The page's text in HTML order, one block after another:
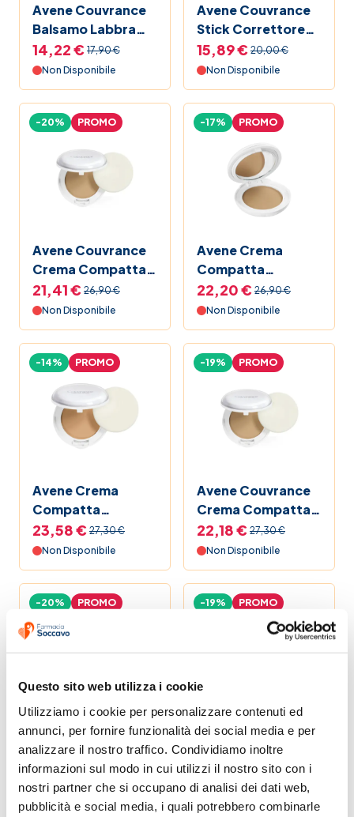
Questo sito web utilizza i cookie
Utilizziamo i cookie per personalizzare contenuti ed
annunci, per fornire funzionalità dei social media e per
analizzare il nostro traffico. Condividiamo inoltre
informazioni sul modo in cui utilizzi il nostro sito con i
nostri partner che si occupano di analisi dei dati web,
pubblicità e social media, i quali potrebbero combinarle
Avene Couvrance
Balsamo Labbra
Rosa
14,22 € 17,90 €
Non Disponibile
Avene Couvrance
Stick Correttore
Corallo
15,89 € 20,00 €
Non Disponibile
Avene Couvrance
Crema Compatta
Colorata Comfort
2.5 Beige
-20% PROMO
21,41 € 26,90 €
Non Disponibile
Avene Crema
Compatta
Colorata Comfort
Miele
-17% PROMO
22,20 € 26,90 €
Non Disponibile
Avene Crema
Compatta
Colorata Comfort
Sabbia
-14% PROMO
23,58 € 27,30 €
Non Disponibile
Avene Couvrance
Crema Compatta
Colorata Oil Free
Beige
-19% PROMO
22,18 € 27,30 €
Non Disponibile
Avene Crema
Compatta
Colorata Oil Free
Naturale
-20% PROMO
21,41 € 26,90 €
Non Disponibile
Avene Crema
Compatta
Colorata Oil Free
Sabbia
-19% PROMO
21,78 € 26,90 €
Non Disponibile